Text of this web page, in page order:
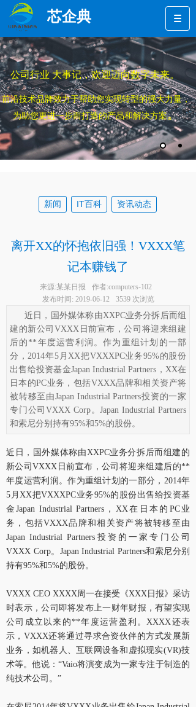
芯企典
公司行业 大事记，欢迎迈向数字未来。
前沿技术品牌致力于帮助您实现转型的强大力量，
为助您更进一步而打造的产品和解决方案。
新闻 IT百科 资讯动态
离开XX的怀抱依旧强！VXXX笔
记本赚钱了
来源:某某日报 作者:computers-102
发布时间: 2019-06-12 3539 次浏览
近日，国外媒体称由XXPC业务分拆后而组
建的新公司VXXX日前宣布，公司将迎来组建
后的**年度运营利润。作为重组计划的一部
分，2014年5月XX把VXXXPC业务95%的股份
出售给投资基金Japan Industrial Partners，XX在
日本的PC业务，包括VXXX品牌和相关资产将
被转移至由Japan Industrial Partners投资的一家
专门公司VXXX Corp。Japan Industrial Partners
和索尼分别持有95%和5%的股份。
近日，国外媒体称由XXPC业务分拆后而组建的
新公司VXXX日前宣布，公司将迎来组建后的**
年度运营利润。作为重组计划的一部分，2014年
5月XX把VXXXPC业务95%的股份出售给投资基
金Japan Industrial Partners，XX在日本的PC业
务，包括VXXX品牌和相关资产将被转移至由
Japan Industrial Partners投资的一家专门公司
VXXX Corp。Japan Industrial Partners和索尼分别
持有95%和5%的股份。
VXXX CEO XXXX周一在接受《XXX日报》采访
时表示，公司即将发布上一财年财报，有望实现
公司成立以来的**年度运营盈利。XXXX还表
示，VXXX还将通过寻求合资伙伴的方式发展新
业务，如机器人、互联网设备和虚拟现实(VR)技
术等。他说：“Vaio将演变成为一家专注于制造的
纯技术公司。”